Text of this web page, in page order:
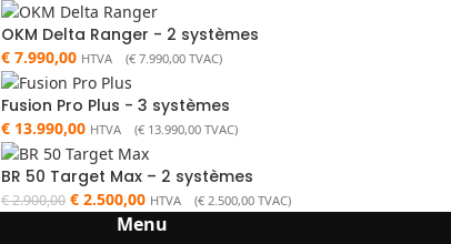
OKM Delta Ranger - 2 systèmes
€7.990,00 HTVA (€7.990,00TVAC)
Fusion Pro Plus - 3 systèmes
€13.990,00 HTVA (€13.990,00TVAC)
BR 50 Target Max – 2 systèmes
€2.900,00 €2.500,00 HTVA (€2.500,00TVAC)
Menu